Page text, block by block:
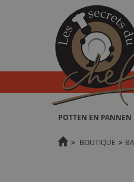
POTTEN EN PANNEN
> BOUTIQUE >